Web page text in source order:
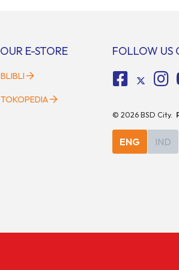
sektor strategis. Kebutuhan tersebut
OUR E-STORE
BLIBLI
TOKOPEDIA
FOLLOW US
© 2026BSD City.
ENG IND